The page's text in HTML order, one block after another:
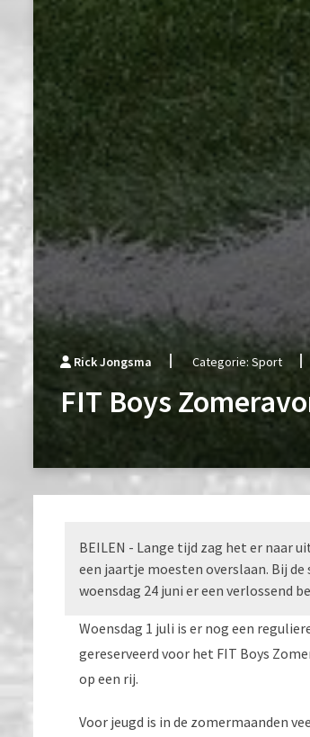
Rick Jongsma Categorie: Sport
FIT Boys
BEILEN - Lange tijd zag het er naar
een jaartje moesten overslaan. Bij
woensdag 24 juni er een verlossend
Woensdag 1 juli is er nog een
gereserveerd voor het FIT Boys
op een rij.
Voor jeugd is in de zomermaanden